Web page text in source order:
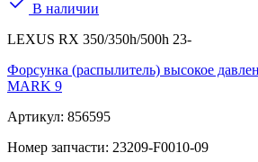
В наличии
LEXUS RX 350/350h/500h 23-
Форсунка (распылитель) высокое
MARK 9
Артикул: 856595
Номер запчасти: 23209-F0010-09